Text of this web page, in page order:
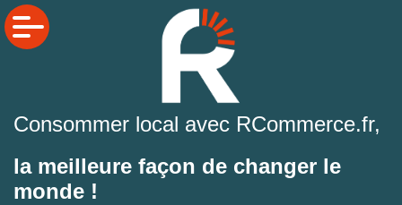
Consommer local avec RCommerce.fr,
la meilleure façon de changer le
monde !